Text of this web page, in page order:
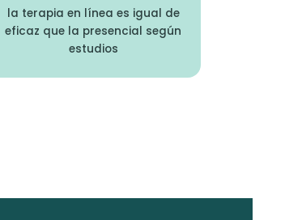
la terapia en línea es igual de
eficaz que la presencial según
estudios